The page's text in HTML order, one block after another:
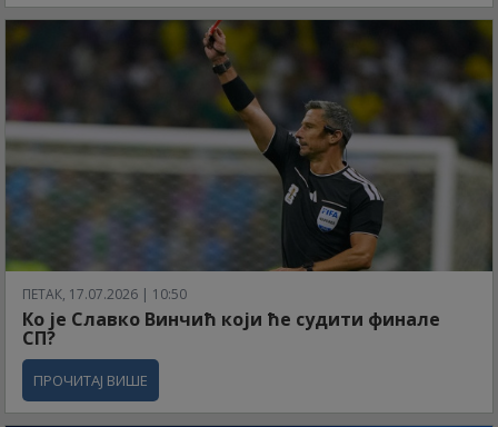
ПЕТАК, 17.07.2026 | 10:50
Ко је Славко Винчић који ће судити финале
СП?
ПРОЧИТАЈ ВИШЕ